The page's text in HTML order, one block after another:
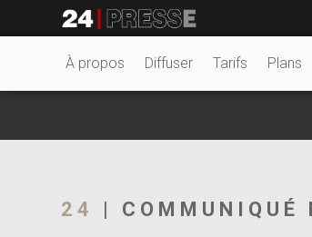
24Presse -
À propos Diffuser Tarifs Plans
24 | COMMUNIQUÉ